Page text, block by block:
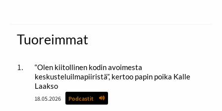
Tuoreimmat
“Olen kiitollinen kodin avoimesta
keskusteluilmapiiristä”, kertoo papin poika Kalle
Laakso
18.05.2026 Podcastit